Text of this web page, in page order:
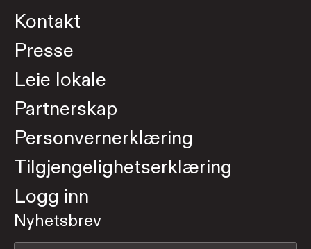
Kontakt
Presse
Leie lokale
Partnerskap
Personvernerklæring
Tilgjengelighetserklæring
Logg inn
Nyhetsbrev